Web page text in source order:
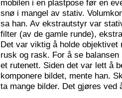
mobilen i en plastpose før en
snø i mangel av stativ.
sa han. Av ekstrautstyr var
filter (av de gamle runde),
Det var viktig å holde
rusk og rask. For å se
et rutenett. Siden det var lett å
komponere bildet, mente han.
ta mange bilder. Det gjøres ved